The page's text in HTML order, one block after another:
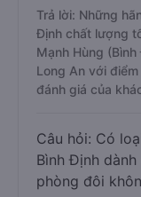
Trả lời: Những
Định chất lượng
Mạnh Hùng
Long An với
đánh giá của
Câu hỏi: Có
Bình Định
phòng đôi